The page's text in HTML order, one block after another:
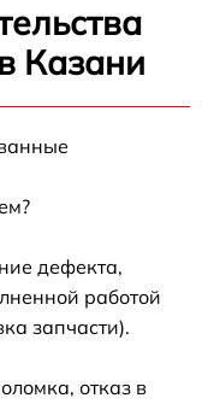
Казани
дефекта,
работой
запчасти).
отказ в